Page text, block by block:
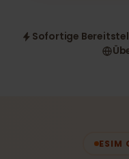
Sofortige
ESIM